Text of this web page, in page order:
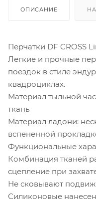
ОПИСАНИЕ
Перчатки DF CROSS
Легкие и прочные
поездок в стиле
квадроциклах.
Материал тыльной
ткань
Материал ладони:
вспененной
Функциональные
Комбинация тканей
сцепление при
Не сковывают
Силиконовые